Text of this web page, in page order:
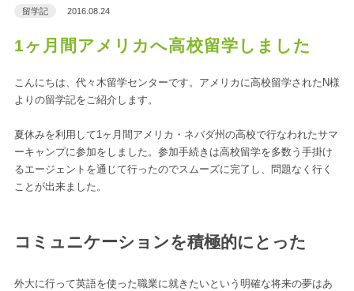
留学記 2016.08.24
1ヶ月間アメリカへ高校留学しました
こんにちは、代々木留学センターです。アメリカに高校留学されたN様
よりの留学記をご紹介します。
夏休みを利用して1ヶ月間アメリカ・ネバダ州の高校で行なわれたサマ
ーキャンプに参加をしました。参加手続きは高校留学を多数う手掛け
るエージェントを通じて行ったのでスムーズに完了し、問題なく行く
ことが出来ました。
コミュニケーションを積極的にとった
外大に行って英語を使った職業に就きたいという明確な将来の夢はあ